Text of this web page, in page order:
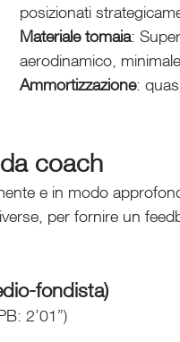
posizionati
Materiale tomaia:
aerodinamico, minimale.
Ammortizzazione:
coach
e in modo
per fornire un
fondista)
2’01”)